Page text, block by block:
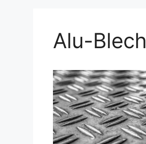
Alu-Blech